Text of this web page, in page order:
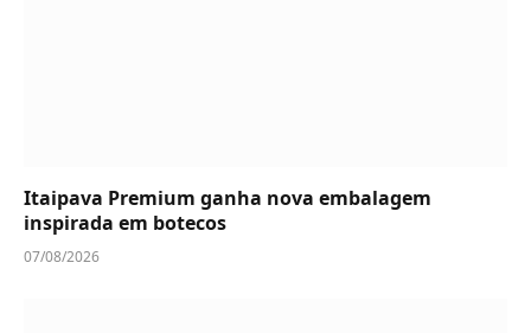
Itaipava Premium ganha nova embalagem
inspirada em botecos
07/08/2026